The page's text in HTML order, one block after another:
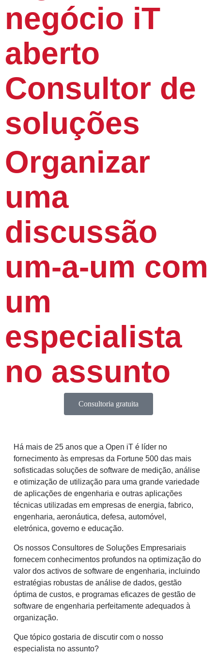
negócio iT
aberto
Consultor de
soluções
Organizar
uma
discussão
um-a-um com
um
especialista
no assunto
Consultoria gratuita
Há mais de 25 anos que a Open iT é líder no
fornecimento às empresas da Fortune 500 das mais
sofisticadas soluções de software de medição, análise
e otimização de utilização para uma grande variedade
de aplicações de engenharia e outras aplicações
técnicas utilizadas em empresas de energia, fabrico,
engenharia, aeronáutica, defesa, automóvel,
eletrónica, governo e educação.
Os nossos Consultores de Soluções Empresariais
fornecem conhecimentos profundos na optimização do
valor dos activos de software de engenharia, incluindo
estratégias robustas de análise de dados, gestão
óptima de custos, e programas eficazes de gestão de
software de engenharia perfeitamente adequados à
organização.
Que tópico gostaria de discutir com o nosso
especialista no assunto?